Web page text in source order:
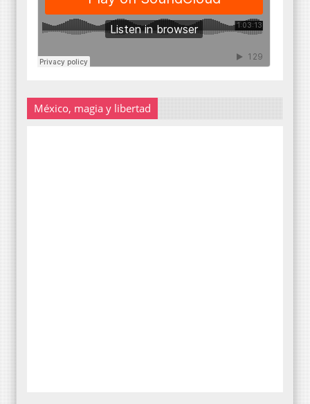
México, magia y libertad